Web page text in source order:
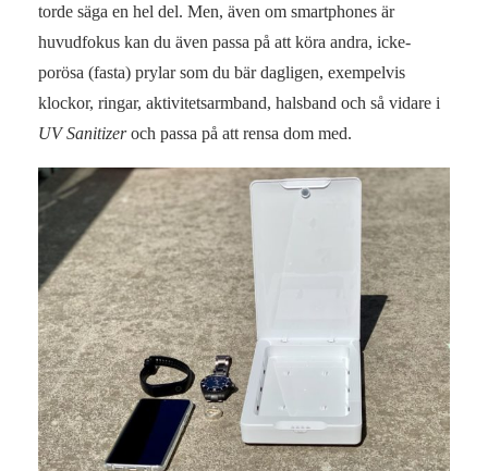
torde säga en hel del. Men, även om smartphones är
huvudfokus kan du även passa på att köra andra, icke-
porösa (fasta) prylar som du bär dagligen, exempelvis
klockor, ringar, aktivitetsarmband, halsband och så vidare i
UV Sanitizeroch passa på att rensa dom med.